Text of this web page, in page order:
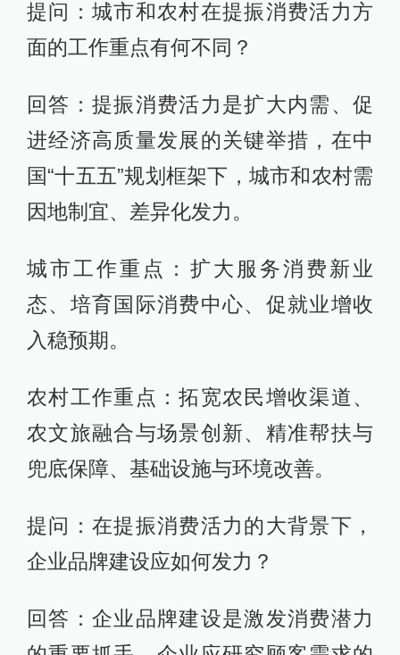
提问：城市和农村在提振消费活力方
面的工作重点有何不同？
回答：提振消费活力是扩大内需、促
进经济高质量发展的关键举措，在中
国“十五五”规划框架下，城市和农村需
因地制宜、差异化发力。
城市工作重点：扩大服务消费新业
态、培育国际消费中心、促就业增收
入稳预期。
农村工作重点：拓宽农民增收渠道、
农文旅融合与场景创新、精准帮扶与
兜底保障、基础设施与环境改善。
提问：在提振消费活力的大背景下，
企业品牌建设应如何发力？
回答：企业品牌建设是激发消费潜力